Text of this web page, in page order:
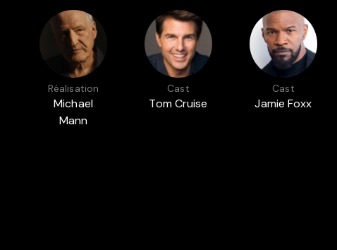
Réalisation
Michael
Mann
Cast
Tom Cruise
Cast
Jamie Foxx